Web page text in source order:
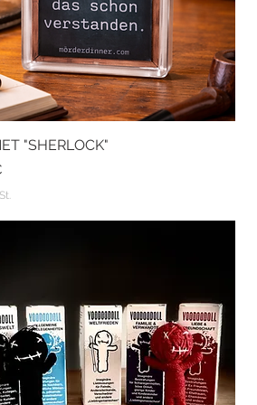
Schnellansicht
"SHERLOCK"